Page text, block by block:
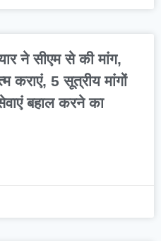
ने सीएम से की मांग,
कराएं, 5 सूत्रीय मांगों
बहाल करने का